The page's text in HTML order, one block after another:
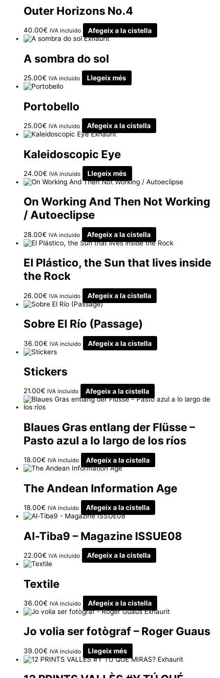
Outer Horizons No.4
40.00€ IVA incluido
Afegeix a la cistella
Exhaurit
A sombra do sol
25.00€ IVA incluido Llegeix més
Portobello
25.00€ IVA incluido
Afegeix a la cistella
Exhaurit
Kaleidoscopic Eye
24.00€ IVA incluido Llegeix més
On Working And Then Not Working
/ Autoeclipse
28.00€ IVA incluido Afegeix a la cistella
El Plástico, the Sun that lives inside
the Rock
26.00€ IVA incluido Afegeix a la cistella
Sobre El Río (Passage)
36.00€ IVA incluido Afegeix a la cistella
Stickers
21.00€ IVA incluido Afegeix a la cistella
Blaues Gras entlang der Flüsse –
Pasto azul a lo largo de los ríos
18.00€ IVA incluido Afegeix a la cistella
The Andean Information Age
18.00€ IVA incluido Afegeix a la cistella
Al-Tiba9 – Magazine ISSUE08
22.00€ IVA incluido Afegeix a la cistella
Textile
36.00€ IVA incluido
Afegeix a la cistella
Exhaurit
Jo volia ser fotògraf – Roger Guaus
39.00€ IVA incluido
Llegeix més
Exhaurit